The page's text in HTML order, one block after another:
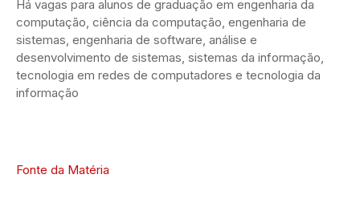
Há vagas para alunos de graduação em engenharia da
computação, ciência da computação, engenharia de
sistemas, engenharia de software, análise e
desenvolvimento de sistemas, sistemas da informação,
tecnologia em redes de computadores e tecnologia da
informação
Fonte da Matéria